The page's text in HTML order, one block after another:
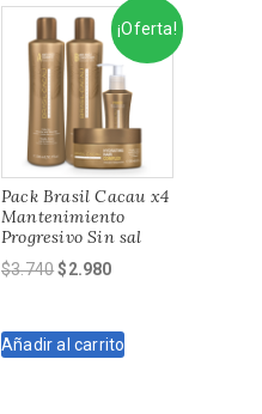
¡Oferta!
Pack Brasil Cacau x4
Mantenimiento
Progresivo Sin sal
$3.740El
era:
$2.980El
es:
Añadir al carrito